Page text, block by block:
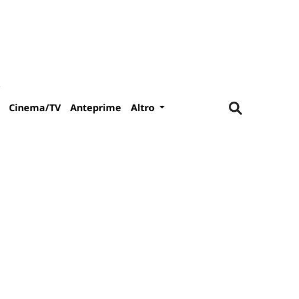
Cinema/TV Anteprime Altro